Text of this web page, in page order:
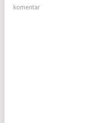
komentar